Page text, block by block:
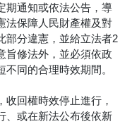
期通知或依法公告，導
法保障人民財產權及對
部分違憲，並給立法者2
旨修法外，並必須依政
同的合理時效期間。
回權時效停止進行，
、或在新法公布後依新